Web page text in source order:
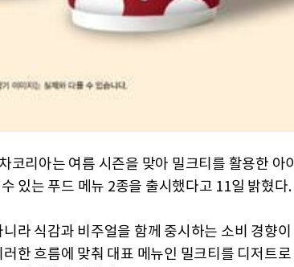
코리아는 여름 시즌을 맞아 밀크티를 활용한 아이
있는 푸드 메뉴 2종을 출시했다고 11일 밝혔다.
라 식감과 비주얼을 함께 중시하는 소비 경향이
한 흐름에 맞춰 대표 메뉴인 밀크티를 디저트로